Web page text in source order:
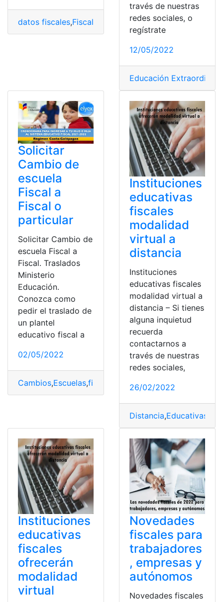
datos fiscales,Fiscal Fiscalía,Fiscalía General
través de nuestras
redes sociales, o
regístrate
12/05/2022
Educación
Solicitar
Cambio de
escuela
Fiscal a
Fiscal o
particular
Solicitar Cambio de
escuela Fiscal a
Fiscal. Traslados
Ministerio
Educación.
Conozca como
pedir el traslado de
un plantel
educativo fiscal a
02/05/2022
Cambios,Escuelas,fiscales juntos por la educación
Instituciones
educativas
fiscales
modalidad
virtual a
distancia
Instituciones
educativas fiscales
modalidad virtual a
distancia – Si tienes
alguna inquietud
recuerda
contactarnos a
través de nuestras
redes sociales,
26/02/2022
Distancia,Educativas
Instituciones
educativas
fiscales
ofrecerán
modalidad
virtual
Novedades
fiscales para
trabajadores
, empresas y
autónomos
Novedades fiscales